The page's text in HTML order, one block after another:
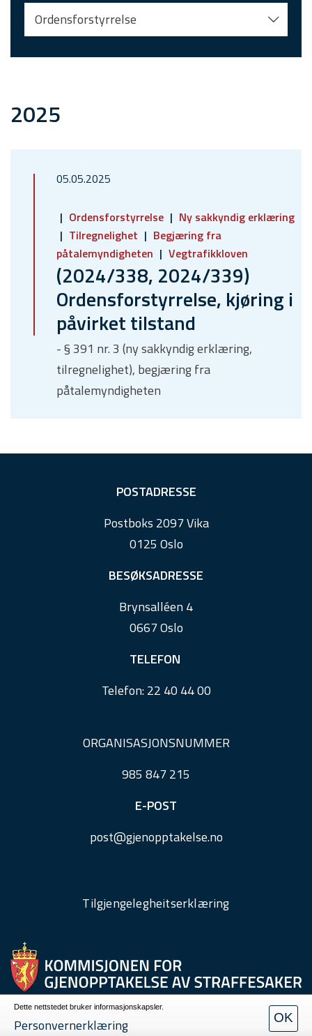
Ordensforstyrrelse
2025
05.05.2025
Ordensforstyrrelse
Ny sakkyndig erklæring
Tilregnelighet
Begjæring fra
påtalemyndigheten
Vegtrafikkloven
(2024/338, 2024/339)
Ordensforstyrrelse, kjøring i
påvirket tilstand
- § 391 nr. 3 (ny sakkyndig erklæring,
tilregnelighet), begjæring fra
påtalemyndigheten
POSTADRESSE
Postboks 2097 Vika
0125 Oslo
BESØKSADRESSE
Brynsalléen 4
0667 Oslo
TELEFON
Telefon:22 40 44 00
ORGANISASJONSNUMMER
985 847 215
E-POST
post@gjenopptakelse.no
Tilgjengelegheitserklæring
Dette nettstedet bruker informasjonskapsler.
Personvernerklæring OK